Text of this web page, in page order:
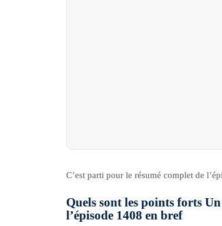
C’est parti pour le résumé complet de
Quels sont les points forts
l’épisode 1408 en bref